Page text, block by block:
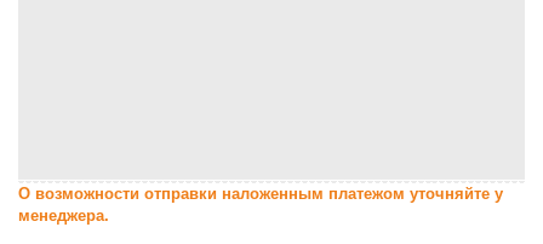
О возможности отправки наложенным платежом уточняйте у
менеджера.